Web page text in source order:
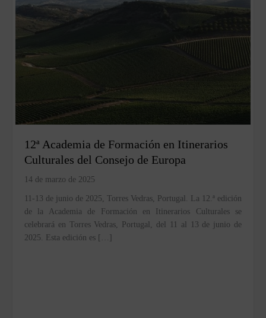
12ª Academia de Formación en Itinerarios
Culturales del Consejo de Europa
14 de marzo de 2025
11-13 de junio de 2025, Torres Vedras, Portugal. La 12.ª edición
de la Academia de Formación en Itinerarios Culturales se
celebrará en Torres Vedras, Portugal, del 11 al 13 de junio de
2025. Esta edición es […]